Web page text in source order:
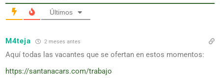
Últimos
M4teja 2 meses antes
Aquí todas las vacantes que se ofertan en estos momentos:
https://santanacars.com/trabajo